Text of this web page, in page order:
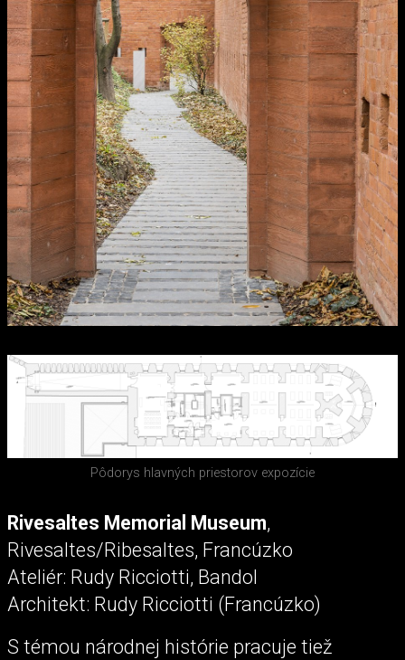
Pôdorys hlavných priestorov expozície
Rivesaltes Memorial Museum,
Rivesaltes/Ribesaltes, Francúzko
Ateliér: Rudy Ricciotti, Bandol
Architekt: Rudy Ricciotti (Francúzko)
S témou národnej histórie pracuje tiež